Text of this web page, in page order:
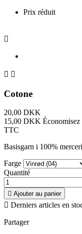
Prix réduit

 
Cotone
20,00 DKK
15,00 DKK
TTC
Basisgarn i 100%
Farge
Quantité
 Ajouter au panier
 Derniers articles en
Partager